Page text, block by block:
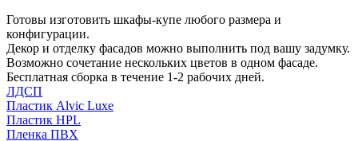
Готовы изготовить шкафы-купе любого размера и
конфигурации.
Декор и отделку фасадов можно выполнить под вашу задумку.
Возможно сочетание нескольких цветов в одном фасаде.
Бесплатная сборка в течение 1-2 рабочих дней.
ЛДСП
Пластик Alvic Luxe
Пластик HPL
Пленка ПВХ